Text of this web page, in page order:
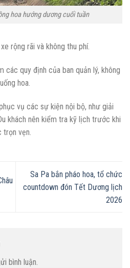
hoa hướng dương cuối tuần
rộng rãi và không thu phí.
các quy định của ban quản lý, không
hoa.
vụ các sự kiện nội bộ, như giải
khách nên kiểm tra kỹ lịch trước khi
vẹn.
Sa Pa bắn pháo hoa, tổ chức
countdown đón Tết Dương lịch
2026
bình luận.